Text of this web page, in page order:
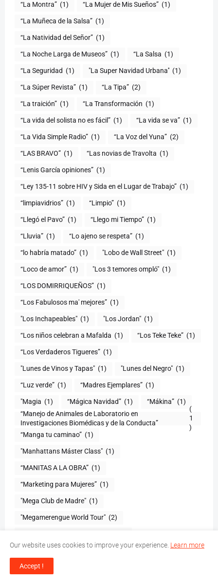
“La Montra” (1) “La Mujer de Mis Sueños” (1)
“La Muñeca de la Salsa” (1)
“La Natividad del Señor” (1)
“La Noche Larga de Museos” (1) “La Salsa (1)
“La Seguridad (1) "La Super Navidad Urbana'' (1)
“La Súper Revista” (1) “La Tipa” (2)
“La traición” (1) “La Transformación (1)
“La vida del solista no es fácil” (1) “La vida se va” (1)
“La Vida Simple Radio” (1) “La Voz del Yuna” (2)
“LAS BRAVO” (1) “Las novias de Travolta (1)
“Lenis García opiniones” (1)
“Ley 135-11 sobre HIV y Sida en el Lugar de Trabajo” (1)
“limpiavidrios” (1) “Limpio” (1)
“Llegó el Pavo” (1) “Llego mi Tiempo” (1)
“Lluvia” (1) “Lo ajeno se respeta” (1)
“lo habría matado” (1) "Lobo de Wall Street" (1)
“Loco de amor” (1) "Los 3 temores ompló" (1)
(1)
“Los Fabulosos ma' mejores” (1)
"Los Inchapeables" (1) "Los Jordan" (1)
“Los niños celebran a Mafalda (1) “Los Teke Teke” (1)
“Los Verdaderos Tigueres” (1)
"Lunes de Vinos y Tapas" (1) "Lunes del Negro" (1)
“Luz verde” (1) “Madres Ejemplares” (1)
"Magia (1) “Mágica Navidad” (1) “Mákina” (1)
“Manejo de Animales de Laboratorio en
(
1
)
“Manga tu caminao” (1)
"Manhattans Máster Class" (1)
“MANITAS A LA OBRA” (1)
“Marketing para Mujeres” (1)
"Mega Club de Madre" (1)
"Megamerengue World Tour" (2)
“Mes de la Dominicanidad 2015” (1)
"Messiah El Artista"
Our website uses cookies to improve your experience. Learn more
Accept !